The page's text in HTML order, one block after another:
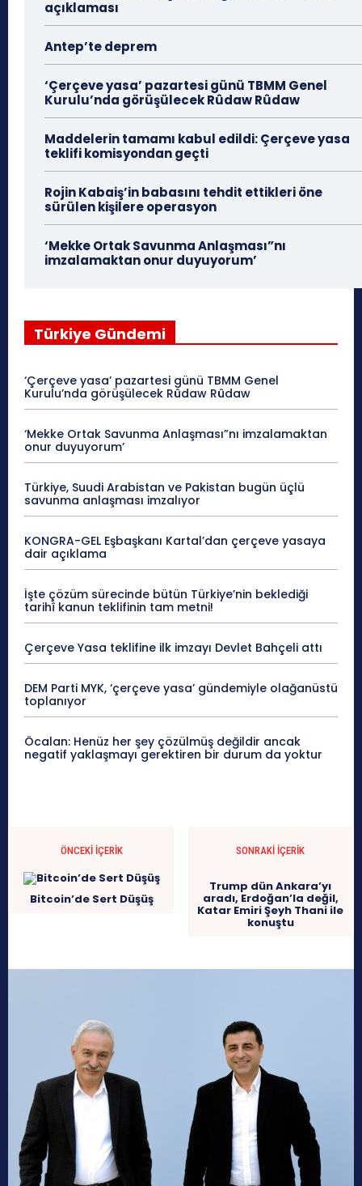
açıklaması
Antep’te deprem
‘Çerçeve yasa’ pazartesi günü TBMM Genel
Kurulu’nda görüşülecek Rûdaw Rûdaw
Maddelerin tamamı kabul edildi: Çerçeve yasa
teklifi komisyondan geçti
Rojin Kabaiş’in babasını tehdit ettikleri öne
sürülen kişilere operasyon
‘Mekke Ortak Savunma Anlaşması”nı
imzalamaktan onur duyuyorum’
Türkiye Gündemi
‘Çerçeve yasa’ pazartesi günü TBMM Genel
Kurulu’nda görüşülecek Rûdaw Rûdaw
‘Mekke Ortak Savunma Anlaşması”nı imzalamaktan
onur duyuyorum’
Türkiye, Suudi Arabistan ve Pakistan bugün üçlü
savunma anlaşması imzalıyor
KONGRA-GEL Eşbaşkanı Kartal’dan çerçeve yasaya
dair açıklama
İşte çözüm sürecinde bütün Türkiye’nin beklediği
tarihî kanun teklifinin tam metni!
Çerçeve Yasa teklifine ilk imzayı Devlet Bahçeli attı
DEM Parti MYK, ‘çerçeve yasa’ gündemiyle olağanüstü
toplanıyor
Öcalan: Henüz her şey çözülmüş değildir ancak
negatif yaklaşmayı gerektiren bir durum da yoktur
ÖNCEKI İÇERIK
Bitcoin’de Sert Düşüş
SONRAKI İÇERIK
Trump dün Ankara’yı
aradı, Erdoğan’la değil,
Katar Emiri Şeyh Thani ile
konuştu